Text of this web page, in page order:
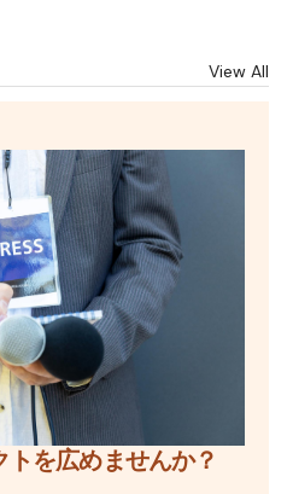
View All
を広めませんか？